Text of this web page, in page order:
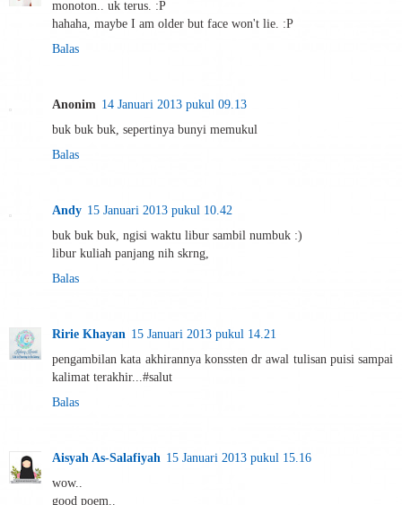
monoton.. uk terus. :P
hahaha, maybe I am older but face won't lie. :P
Balas
Anonim 14 Januari 2013 pukul 09.13
buk buk buk, sepertinya bunyi memukul
Balas
Andy 15 Januari 2013 pukul 10.42
buk buk buk, ngisi waktu libur sambil numbuk :)
libur kuliah panjang nih skrng,
Balas
Ririe Khayan 15 Januari 2013 pukul 14.21
pengambilan kata akhirannya konssten dr awal tulisan puisi sampai
kalimat terakhir...#salut
Balas
Aisyah As-Salafiyah 15 Januari 2013 pukul 15.16
wow..
good poem..